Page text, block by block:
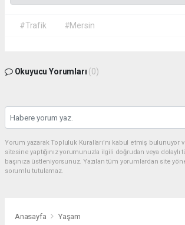
#Trafik #Mersin
Okuyucu Yorumları (0)
Yorum yazarak Topluluk Kuralları’nı kabul etmiş bulunuyor
sitesine yaptığınız yorumunuzla ilgili doğrudan veya
başınıza üstleniyorsunuz. Yazılan tüm yorumlardan site
sorumlu tutulamaz.
Anasayfa Yaşam